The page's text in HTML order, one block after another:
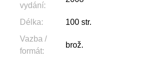
vydání:
Délka:
100 str.
Vazba /
formát:
brož.